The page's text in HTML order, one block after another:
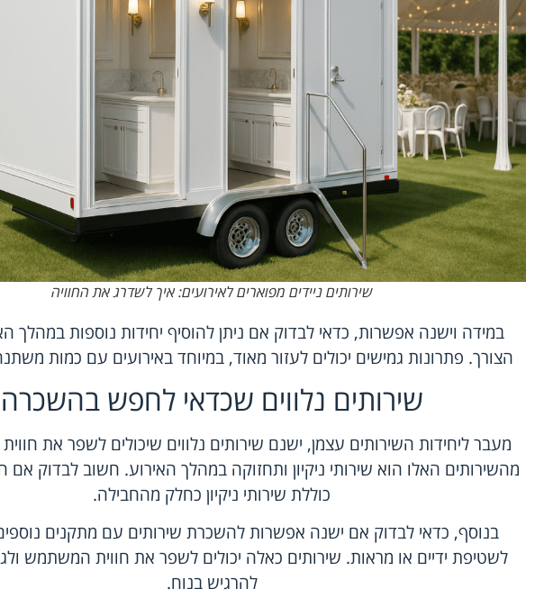
שירותים ניידים מפוארים לאירועים: איך לשדרג את החוויה
במידה וישנה אפשרות, כדאי לבדוק אם ניתן להוסיף יחידות נוספות במהלך
הצורך. פתרונות גמישים יכולים לעזור מאוד, במיוחד באירועים עם כמות
שירותים נלווים שכדאי לחפש בהשכרה
מעבר ליחידות השירותים עצמן, ישנם שירותים נלווים שיכולים לשפר את
מהשירותים האלו הוא שירותי ניקיון ותחזוקה במהלך האירוע. חשוב לבדוק
כוללת שירותי ניקיון כחלק מהחבילה.
בנוסף, כדאי לבדוק אם ישנה אפשרות להשכרת שירותים עם מתקנים
לשטיפת ידיים או מראות. שירותים כאלה יכולים לשפר את חווית המשתמש
להרגיש בנוח.